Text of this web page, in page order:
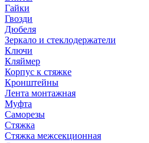
Гайки
Гвозди
Дюбеля
Зеркало и стеклодержатели
Ключи
Кляймер
Корпус к стяжке
Кронштейны
Лента монтажная
Муфта
Саморезы
Стяжка
Стяжка межсекционная